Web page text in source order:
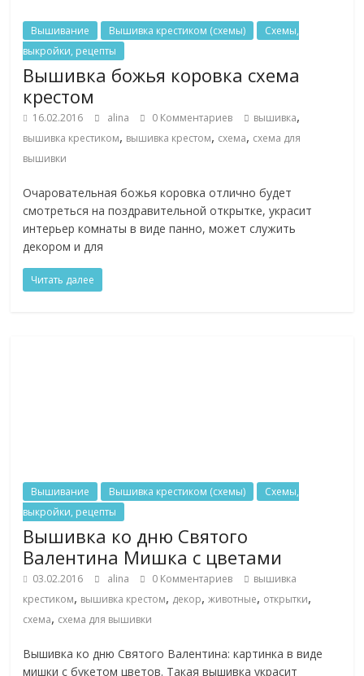
Вышивание Вышивка крестиком (схемы)
Схемы,
выкройки, рецепты
Вышивка божья коровка схема
крестом
16.02.2016 alina 0 Комментариев вышивка,
вышивка крестиком, вышивка крестом, схема, схема для
вышивки
Очаровательная божья коровка отлично будет
смотреться на поздравительной открытке, украсит
интерьер комнаты в виде панно, может служить
декором и для
Читать далее
Вышивание Вышивка крестиком (схемы)
Схемы,
выкройки, рецепты
Вышивка ко дню Святого
Валентина Мишка с цветами
03.02.2016 alina 0 Комментариев
вышивка
крестиком, вышивка крестом, декор,животные, открытки,
схема, схема для вышивки
Вышивка ко дню Святого Валентина: картинка в виде
мишки с букетом цветов. Такая вышивка украсит